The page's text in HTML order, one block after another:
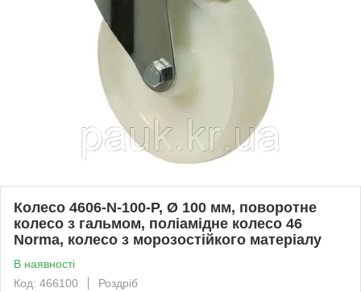
Колесо 4606-N-100-P, Ø 100 мм, поворотне
колесо з гальмом, поліамідне колесо 46
Norma, колесо з морозостійкого матеріалу
В наявності
Код: 466100
Роздріб